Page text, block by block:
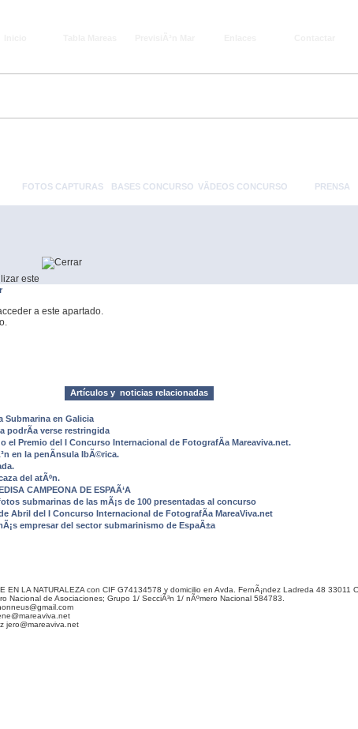
este
FOTOS CAPTURAS BASES CONCURSO VÃ­DEOS CONCURSO PRENSA
a este apartado.
Artículos y noticias relacionadas
Submarina en Galicia
podrÃ­a verse restringida
el Premio del I Concurso Internacional de FotografÃ­a Mareaviva.net.
en la penÃ­nsula IbÃ©rica.
del atÃºn.
CAMPEONA DE ESPAÃ‘A
submarinas de las mÃ¡s de 100 presentadas al concurso
Abril del I Concurso Internacional de FotografÃ­a MareaViva.net
empresar del sector submarinismo de EspaÃ±a
EN LA NATURALEZA con CIF G74134578 y domicilio en Avda. FernÃ¡ndez Ladreda 48 33011
Nacional de Asociaciones; Grupo 1/ SecciÃ³n 1/ nÃºmero Nacional 584783.
jero@mareaviva.net